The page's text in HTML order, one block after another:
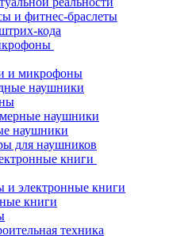
и фитнес-браслеты
кода
и микрофоны
наушники
наушники
наушники
для наушников
книги
и электронные книги
книги